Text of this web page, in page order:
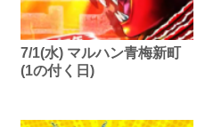
7/1(水) マルハン青梅新町
(1の付く日)